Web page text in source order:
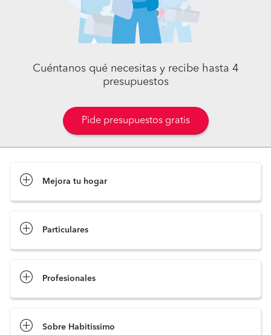
Cuéntanos qué necesitas y recibe hasta 4
presupuestos
Pide presupuestos gratis
Mejora tu hogar
Particulares
Profesionales
Sobre Habitissimo